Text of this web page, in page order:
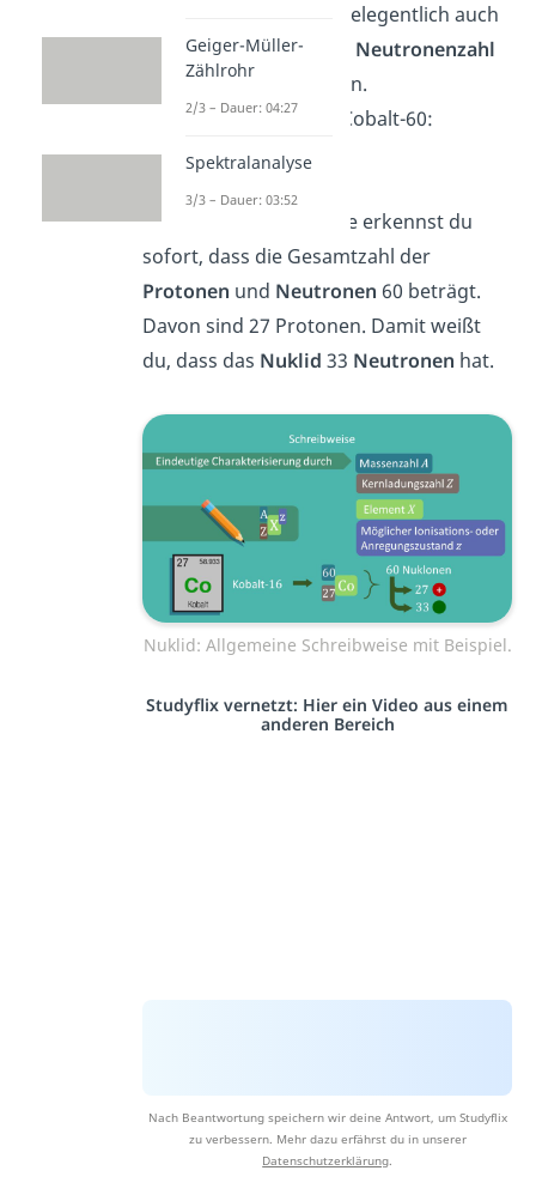
ist es gelegentlich auch
üblich rechts unten die Neutronenzahl
des Kerns anzugeben.
Als Beispiel betrachte Cobalt-60:
Mit dieser Schreibweise erkennst du
sofort, dass die Gesamtzahl der
Protonen und Neutronen 60 beträgt.
Davon sind 27 Protonen. Damit weißt
du, dass das Nuklid 33 Neutronen hat.
Nuklid: Allgemeine Schreibweise mit Beispiel.
Studyflix vernetzt: Hier ein Video aus einem
anderen Bereich
Nach Beantwortung speichern wir deine Antwort, um Studyflix
zu verbessern. Mehr dazu erfährst du in unserer
Datenschutzerklärung.
Geiger-Müller-
Zählrohr
2/3 – Dauer: 04:27
Spektralanalyse
3/3 – Dauer: 03:52